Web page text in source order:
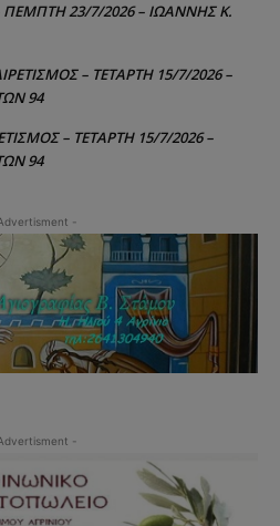
ΠΕΜΠΤΗ 23/7/2026 – ΙΩΑΝΝΗΣ Κ.
– ΤΕΤΑΡΤΗ 15/7/2026 –
94
– ΤΕΤΑΡΤΗ 15/7/2026 –
94
-
-